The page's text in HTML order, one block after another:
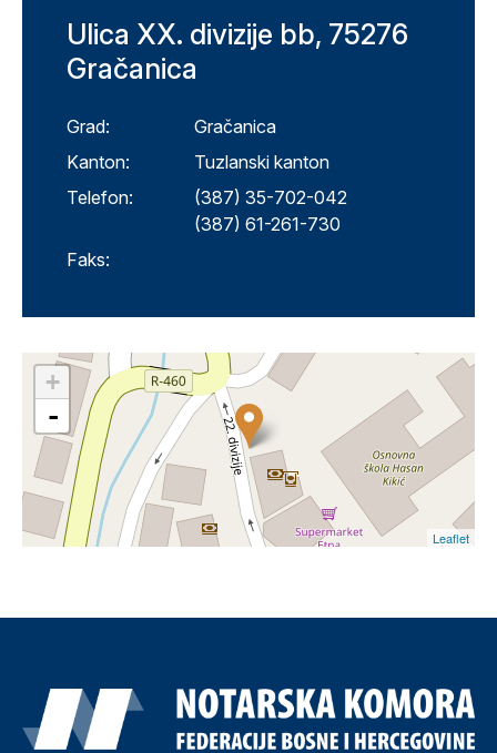
Ulica XX. divizije bb, 75276
Gračanica
Grad:
Gračanica
Kanton:
Tuzlanski kanton
Telefon:
(387) 35-702-042
(387) 61-261-730
Faks:
+
-
Leaflet